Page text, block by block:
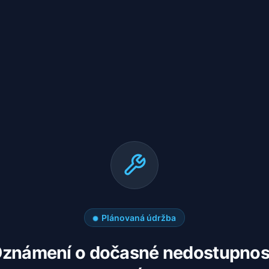
Plánovaná údržba
o dočasné